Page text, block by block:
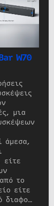
W70
μια
άμεσα,
είτε
το
είτε
διαφο…